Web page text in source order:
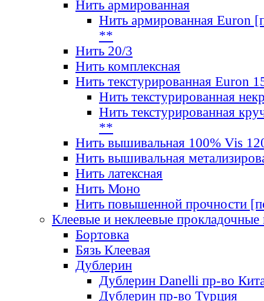
Нить армированная
Нить армированная Euron
**
Нить 20/3
Нить комплексная
Нить текстурированная Euron
Нить текстурированная
Нить текстурированная
**
Нить вышивальная 100% Vis
Нить вышивальная
Нить латексная
Нить Моно
Нить повышенной прочности
Клеевые и неклеевые прокладочные
Бортовка
Бязь Клеевая
Дублерин
Дублерин Danelli пр-во
Дублерин пр-во Турция